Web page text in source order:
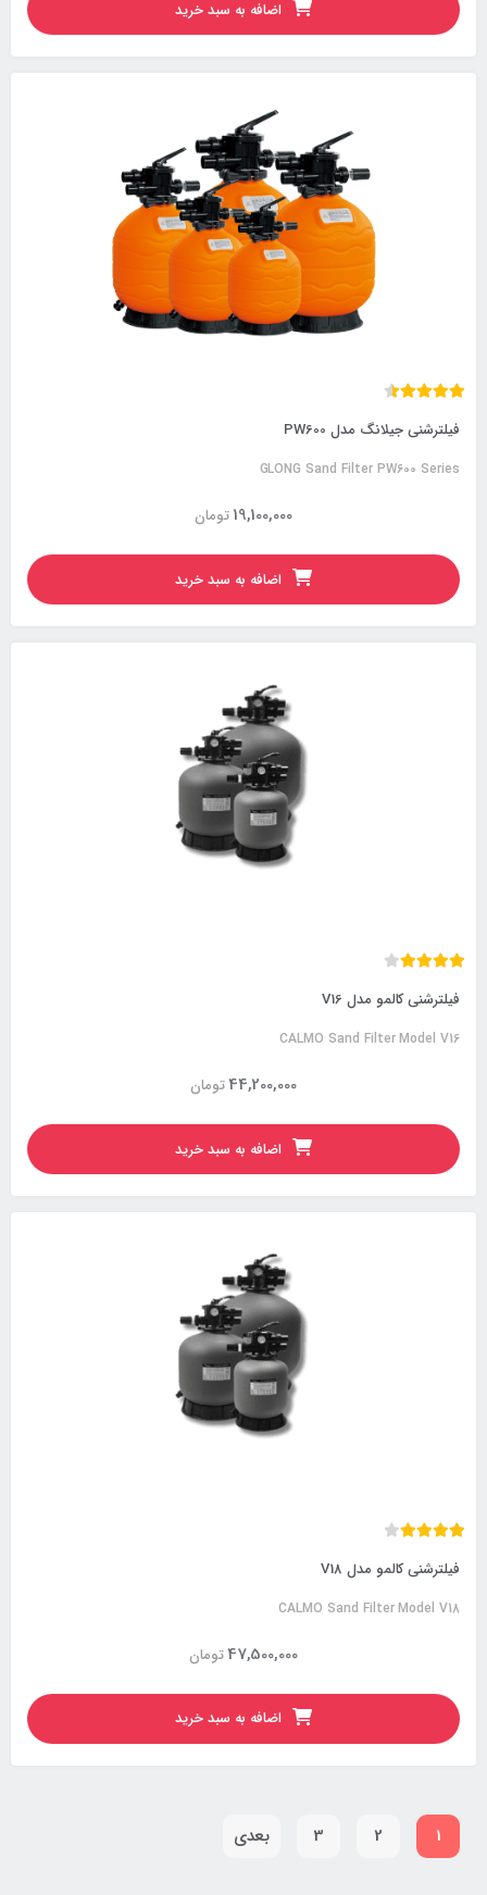
اضافه به سبد خرید
فیلترشنی جیلانگ مدل PW600
GLONG Sand Filter PW600 Series
تومان19,100,000
اضافه به سبد خرید
فیلترشنی کالمو مدل V16
CALMO Sand Filter Model V16
تومان44,200,000
اضافه به سبد خرید
فیلترشنی کالمو مدل V18
CALMO Sand Filter Model V18
تومان47,500,000
اضافه به سبد خرید
بعدی